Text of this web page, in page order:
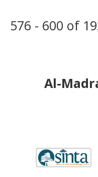
576 - 600 of
Al-